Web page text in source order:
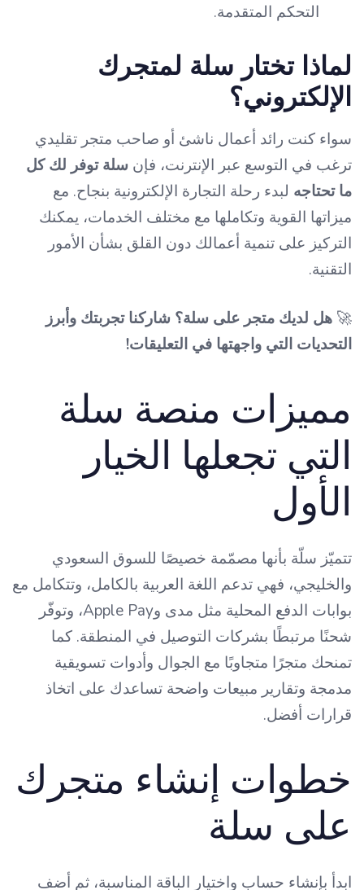
التحكم المتقدمة.
لماذا تختار سلة لمتجرك
الإلكتروني؟
سواء كنت رائد أعمال ناشئ أو صاحب متجر تقليدي
ترغب في التوسع عبر الإنترنت، فإن سلة توفر لك كل
ما تحتاجه لبدء رحلة التجارة الإلكترونية بنجاح. مع
ميزاتها القوية وتكاملها مع مختلف الخدمات، يمكنك
التركيز على تنمية أعمالك دون القلق بشأن الأمور
التقنية.
🚀 هل لديك متجر على سلة؟ شاركنا تجربتك وأبرز
التحديات التي واجهتها في التعليقات!
مميزات منصة سلة
التي تجعلها الخيار
الأول
تتميّز سلّة بأنها مصمّمة خصيصًا للسوق السعودي
والخليجي، فهي تدعم اللغة العربية بالكامل، وتتكامل مع
بوابات الدفع المحلية مثل مدى وApple Pay، وتوفّر
شحنًا مرتبطًا بشركات التوصيل في المنطقة. كما
تمنحك متجرًا متجاوبًا مع الجوال وأدوات تسويقية
مدمجة وتقارير مبيعات واضحة تساعدك على اتخاذ
قرارات أفضل.
خطوات إنشاء متجرك
على سلة
ابدأ بإنشاء حساب واختيار الباقة المناسبة، ثم أضف